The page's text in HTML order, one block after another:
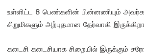
உள்ளிட்ட 8 பெண்களின் பின்னணியும்
சிறுமிகளும் அற்புதமான தேர்வாகி
கடைசி கடைசியாக சிறையில் இருக்கும்